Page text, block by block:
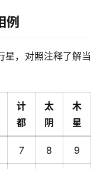
例
星，对照注释了解当
计
都
太
阴
木
星
7 8 9